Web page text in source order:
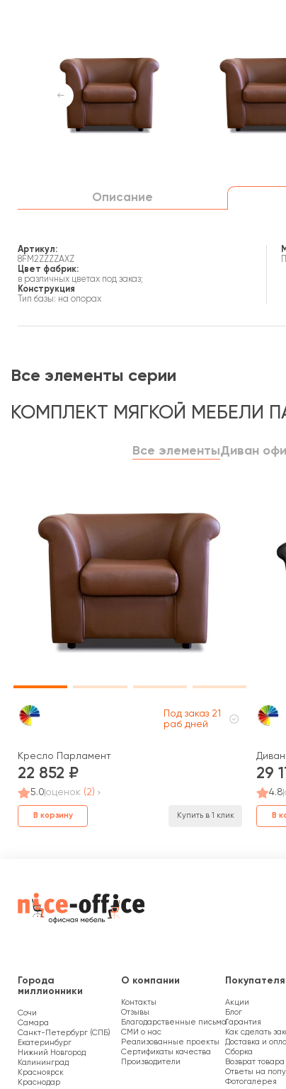
Описание
Артикул:
8FM2ZZZZAXZ
Цвет фабрик:
в различных цветах под заказ;
Конструкция
Тип базы: на опорах
Все элементы серии
КОМПЛЕКТ МЯГКОЙ МЕБЕЛИ
Все элементыДиван
Под заказ 21
раб дней
Кресло Парламент
22 852
5.0оценок (2)
В корзину Купить в 1 клик
29
4.8
В
Города
миллионники
Сочи
Самара
Санкт-Петербург (СПБ)
Екатеринбург
Нижний Новгород
Калининград
Красноярск
Краснодар
О компании
Контакты
Отзывы
Благодарственные письма
СМИ о нас
Реализованные проекты
Сертификаты качества
Производители
Акции
Блог
Гарантия
Как сделать
Доставка и
Сборка
Возврат товара
Ответы на
Фотогалерея